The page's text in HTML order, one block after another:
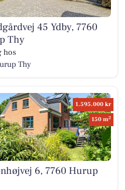
45 Ydby, 7760
Thy
hos
Thy
1.595.000 kr
150 m2
6, 7760 Hurup